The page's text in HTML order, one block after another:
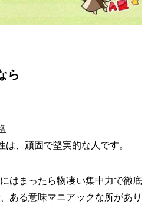
ら
、頑固で堅実的な人です。
はまったら物凄い集中力で徹底
ある意味マニアックな所があり